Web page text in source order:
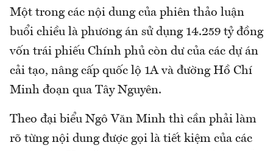
Một trong các nội dung của phiên thảo luận
buổi chiều là phương án sử dụng 14.259 tỷ đồng
vốn trái phiếu Chính phủ còn dư của các dự án
cải tạo, nâng cấp quốc lộ 1A và đường Hồ Chí
Minh đoạn qua Tây Nguyên.
Theo đại biểu Ngô Văn Minh thì cần phải làm
rõ từng nội dung được gọi là tiết kiệm của các